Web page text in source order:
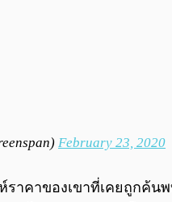
February 23, 2020
าคาของเขาที่เคยถูกค้